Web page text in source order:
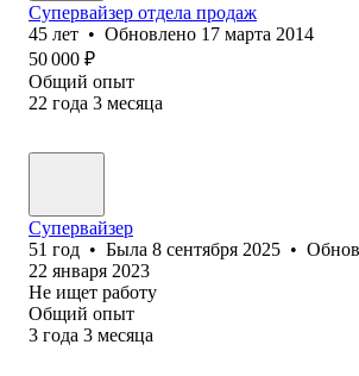
Супервайзер отдела продаж
45 лет • Обновлено 17 марта 2014
50 000 ₽
Общий опыт
22 года 3 месяца
Супервайзер
51 год • Была 8 сентября 2025 •
22 января 2023
Не ищет работу
Общий опыт
3 года 3 месяца